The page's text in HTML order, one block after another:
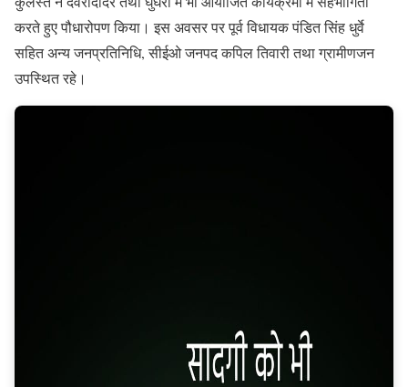
करते हुए पौधारोपण किया। इस अवसर पर पूर्व विधायक पंडित सिंह धुर्वे
सहित अन्य जनप्रतिनिधि, सीईओ जनपद कपिल तिवारी तथा ग्रामीणजन
उपस्थित रहे।